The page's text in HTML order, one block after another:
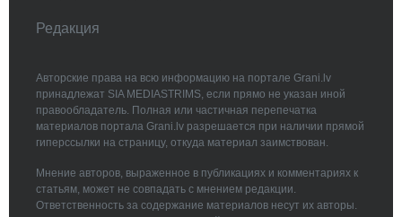
Редакция
Авторские права на всю информацию на портале Grani.lv
принадлежат SIA MEDIASTRIMS, если прямо не указан иной
правообладатель. Полная или частичная перепечатка
материалов портала Grani.lv разрешается при наличии прямой
гиперссылки на страницу, откуда материал заимствован.
Мнение авторов, выраженное в публикациях и комментариях к
статьям, может не совпадать с мнением редакции.
Ответственность за содержание материалов несут их авторы.